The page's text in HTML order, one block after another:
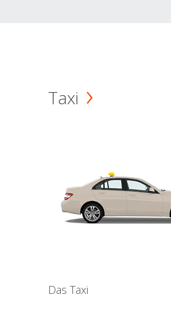
Taxi
Das Taxi